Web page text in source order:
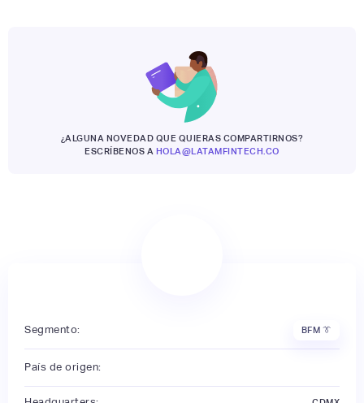
¿ALGUNA NOVEDAD QUE QUIERAS COMPARTIRNOS?
ESCRÍBENOS A HOLA@LATAMFINTECH.CO
Segmento: BFM 👔
País de origen: